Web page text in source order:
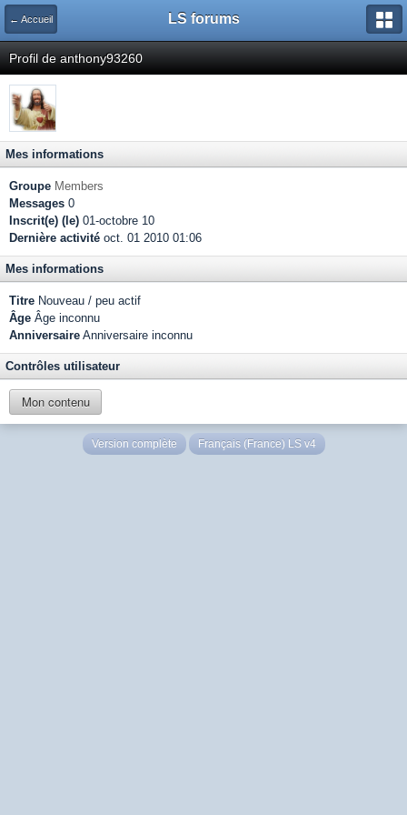
← Accueil LS forums
Profil de anthony93260
Mes informations
Groupe Members
Messages 0
Inscrit(e) (le) 01-octobre 10
Dernière activité oct. 01 2010 01:06
Mes informations
Titre Nouveau / peu actif
Âge Âge inconnu
Anniversaire Anniversaire inconnu
Contrôles utilisateur
Mon contenu
Version complète Français (France) LS v4